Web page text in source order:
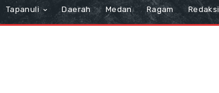
Tapanuli Daerah Medan Ragam Redaksi